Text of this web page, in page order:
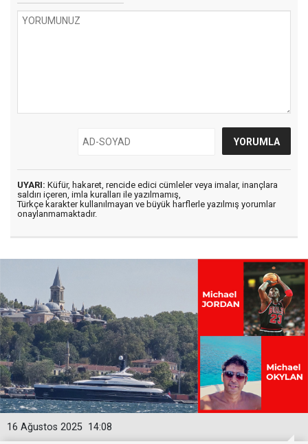
UYARI: Küfür, hakaret, rencide edici cümleler veya imalar, inançlara
saldırı içeren, imla kuralları ile yazılmamış,
Türkçe karakter kullanılmayan ve büyük harflerle yazılmış yorumlar
onaylanmamaktadır.
14:08
16 Ağustos 2025